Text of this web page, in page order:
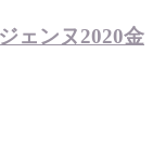
ェンヌ2020金